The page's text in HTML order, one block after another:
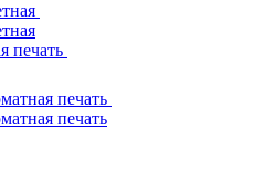
печать
печать
печать